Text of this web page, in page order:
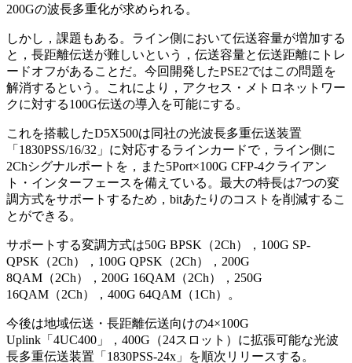
200Gの波長多重化が求められる。
しかし，課題もある。ライン側において伝送容量が増加する
と，長距離伝送が難しいという，伝送容量と伝送距離にトレ
ードオフがあることだ。今回開発したPSE2ではこの問題を
解消するという。これにより，アクセス・メトロネットワー
クに対する100G伝送の導入を可能にする。
これを搭載したD5X500は同社の光波長多重伝送装置
「1830PSS/16/32」に対応するラインカードで，ライン側に
2Chシグナルポートを，また5Port×100G CFP-4クライアン
ト・インターフェースを備えている。最大の特長は7つの変
調方式をサポートするため，bitあたりのコストを削減するこ
とができる。
サポートする変調方式は50G BPSK（2Ch），100G SP-
QPSK（2Ch），100G QPSK（2Ch），200G
8QAM（2Ch），200G 16QAM（2Ch），250G
16QAM（2Ch），400G 64QAM（1Ch）。
今後は地域伝送・長距離伝送向けの4×100G
Uplink「4UC400」，400G（24スロット）に拡張可能な光波
長多重伝送装置「1830PSS-24x」を順次リリースする。